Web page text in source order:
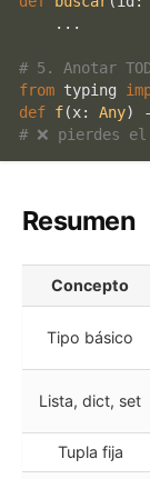
    ...
# 5. Anotar
from typing
def f(x: Any)
# ❌ pierdes
Resumen
Concepto
Tipo básico
Lista, dict, set
Tupla fija